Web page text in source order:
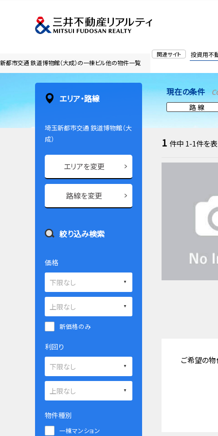
関連サイト
投資用不
都市交通 鉄道博物館（大成）の一棟ビル他の物件一覧
現在の条件
路 線
1 件中 1-1件を
ご希望の物
エリア・路線
埼玉新都市交通 鉄道博物館（大
成）
エリアを変更
路線を変更
絞り込み検索
価格
新価格のみ
利回り
物件種別
一棟マンション